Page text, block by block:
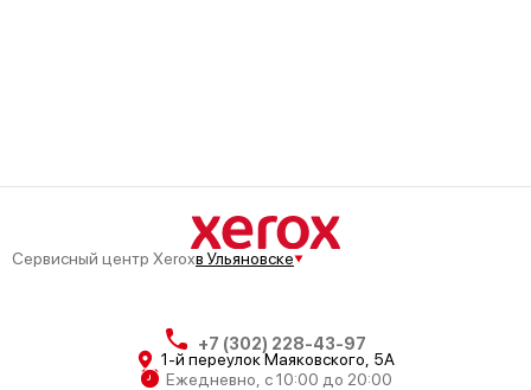
Сервисный центр Xeroxв Ульяновске
+7 (302) 228-43-97
1-й переулок Маяковского, 5А
Ежедневно, с 10:00 до 20:00